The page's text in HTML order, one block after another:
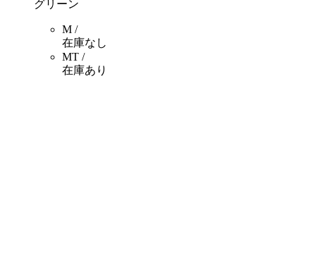
グリーン
M /
在庫なし
MT /
在庫あり